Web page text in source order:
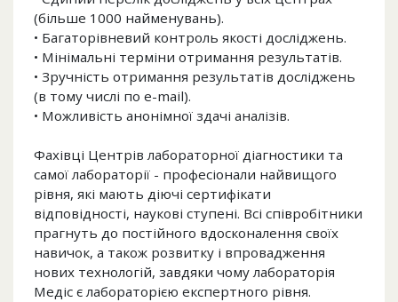
(більше 1000 найменувань).
• Багаторівневий контроль якості досліджень.
• Мінімальні терміни отримання результатів.
• Зручність отримання результатів досліджень
(в тому числі по e-mail).
• Можливість анонімної здачі аналізів.
Фахівці Центрів лабораторної діагностики та
самої лабораторії - професіонали найвищого
рівня, які мають діючі сертифікати
відповідності, наукові ступені. Всі співробітники
прагнуть до постійного вдосконалення своїх
навичок, а також розвитку і впровадження
нових технологій, завдяки чому лабораторія
Медіс є лабораторією експертного рівня.